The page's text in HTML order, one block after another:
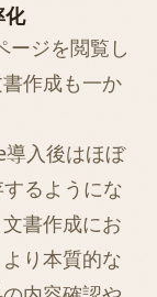
化
ージを閲覧し
作成も一か
入後はほぼ
るようにな
書作成にお
り本質的な